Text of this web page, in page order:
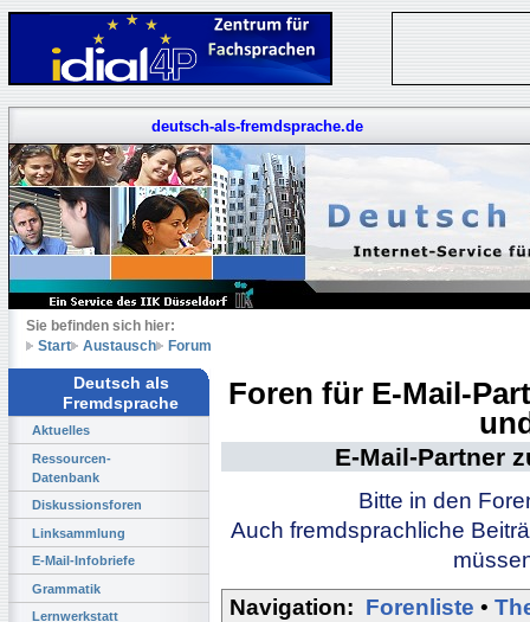
deutsch-als-fremdsprache.de
Sie befinden sich hier:
Start
Austausch Forum
Deutsch als
Fremdsprache
Aktuelles
Ressourcen-
Datenbank
Diskussionsforen
Linksammlung
E-Mail-Infobriefe
Grammatik
Lernwerkstatt
Foren für E-Mail-
E-Mail-Partner
Bitte in den
Auch fremdsprachliche
Navigation: Forenliste •